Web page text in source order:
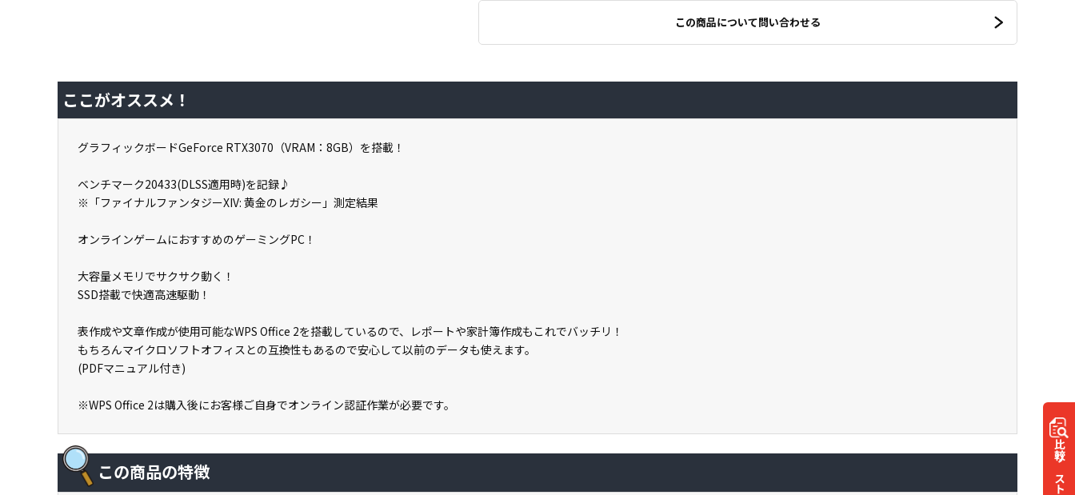
この商品について問い合わせる
比較
リスト
ここがオススメ！
グラフィックボードGeForce RTX3070（VRAM：8GB）を搭載！
ベンチマーク20433(DLSS適用時)を記録♪
※「ファイナルファンタジーXIV: 黄金のレガシー」測定結果
オンラインゲームにおすすめのゲーミングPC！
大容量メモリでサクサク動く！
SSD搭載で快適高速駆動！
表作成や文章作成が使用可能なWPS Office 2を搭載しているので、レポートや家計簿作成もこれでバッチリ！
もちろんマイクロソフトオフィスとの互換性もあるので安心して以前のデータも使えます。
(PDFマニュアル付き)
※WPS Office 2は購入後にお客様ご自身でオンライン認証作業が必要です。
この商品の特徴